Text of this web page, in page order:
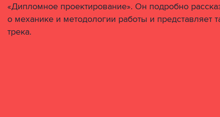
«Дипломное проектирование». Он подробно
о механике и методологии работы и представляет
трека.